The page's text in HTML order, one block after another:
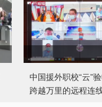
中国援外职校“云”
跨越万里的远程连